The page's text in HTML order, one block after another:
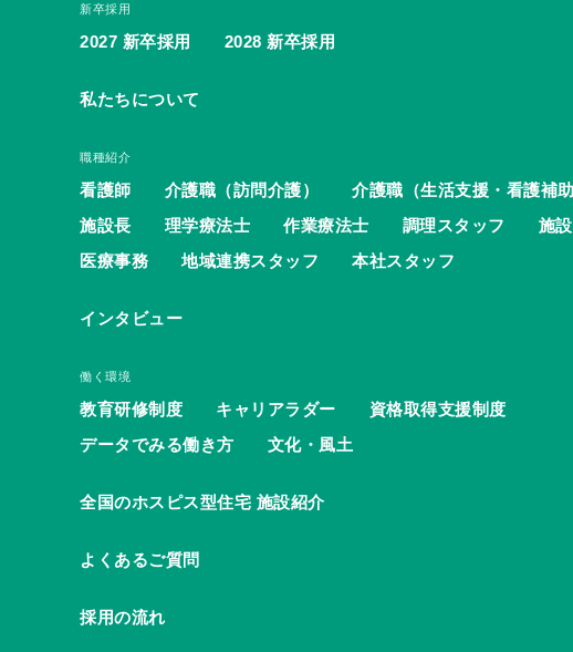
新卒採用
2027 新卒採用 2028 新卒採用
私たちについて
職種紹介
看護師 介護職（訪問介護）
介護職（生活支援・看護補助
施設長
理学療法士 作業療法士 調理スタッフ
施
医療事務
地域連携スタッフ 本社スタッフ
インタビュー
働く環境
教育研修制度 キャリアラダー
資格取得支援制度
データでみる働き方
文化・風土
全国のホスピス型住宅 施設紹介
よくあるご質問
採用の流れ